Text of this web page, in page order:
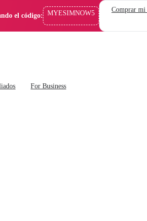
el código: MYESIMNOW5 Comprar
For Business